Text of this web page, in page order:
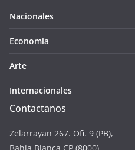
Nacionales
Economia
Arte
Internacionales
Contactanos
Zelarrayan 267. Ofi. 9 (PB),
Bahía Blanca CP (8000)